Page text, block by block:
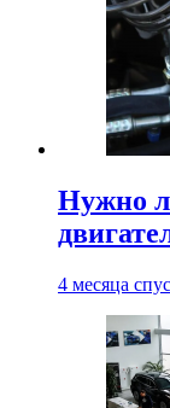
Нужно
4 месяца